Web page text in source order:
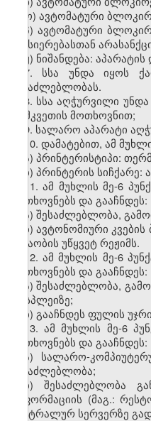
ო) ავტომატური
პ) ავტომატური
მეხსიერებასთან
ჟ) ნიშანდება:
7. სსა უნდა იყოს
შესაძლებლობას.
8. სსა აღჭურვილი
დამკვეთის მოთხოვნით;
9. სალარო აპარატი
10. დამატებით, ამ
ა) პრინტერისტიპი:
ბ) პრინტერის სიჩქარე:
11.ამ მუხლის მე-6
მოთხოვნებს და გააჩნდეს:
ა) შესაძლებლობა,
ბ) ავტონომიური
მუშაობის უწყვეტ რეჟიმს.
12.ამ მუხლის მე-6
მოთხოვნებს და გააჩნდეს:
ა) შესაძლებლობა,
დისპლეიზე;
ბ) გააჩნდეს ფულის
13. ამ მუხლის მე-6
მოთხოვნებს და გააჩნდეს:
ა) სალარო-
შესაძლებლობა;
ბ) შესაძლებლობა
ინფორმაციის (მაგ.:
ცენტრალურ სერვერზე